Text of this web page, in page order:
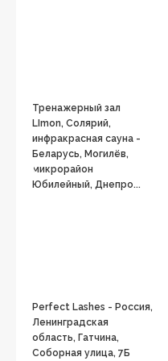
Тренажерный зал
LImon, Солярий,
инфракрасная сауна -
Беларусь, Могилёв,
микрорайон
Юбилейный, Днепро...
Perfect Lashes - Россия,
Ленинградская
область, Гатчина,
Соборная улица, 7Б